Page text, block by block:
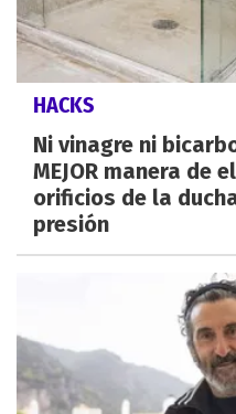
HACKS
Ni vinagre ni
MEJOR manera de
orificios de la
presión